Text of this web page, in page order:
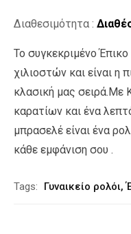
Διαθεσιμότητα :
Το συγκεκριμένο
χιλιοστών και είναι
κλασική μας σειρά.Με
καρατίων και ένα
μπρασελέ είναι ένα
κάθε εμφάνιση σου .
Tags: Γυναικείο ρολόι,